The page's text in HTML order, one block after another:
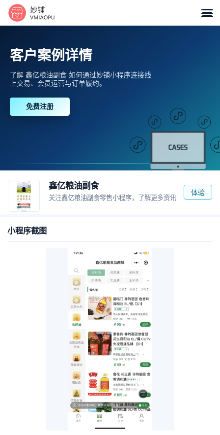

客户案例详情
了解 鑫亿粮油副食 如何通过妙铺小程序连接线
上交易、会员运营与订单履约。
免费注册
鑫亿粮油副食
关注鑫亿粮油副食零售小程序，了解更多资讯
体验
小程序截图